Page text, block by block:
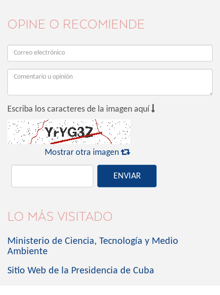
OPINE O RECOMIENDE
Escriba los caracteres de la imagen aquí 
Mostrar otra imagen 
ENVIAR
LO MÁS VISITADO
Ministerio de Ciencia, Tecnología y Medio
Ambiente
Sitio Web de la Presidencia de Cuba